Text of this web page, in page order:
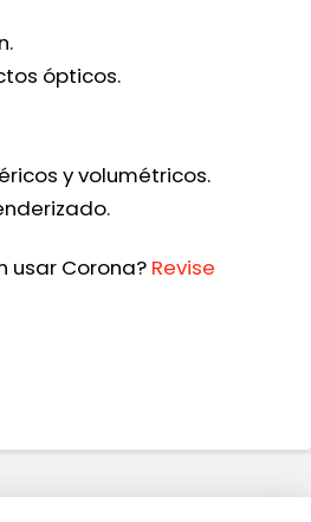
ópticos.
y volumétricos.
usar Corona? Revise